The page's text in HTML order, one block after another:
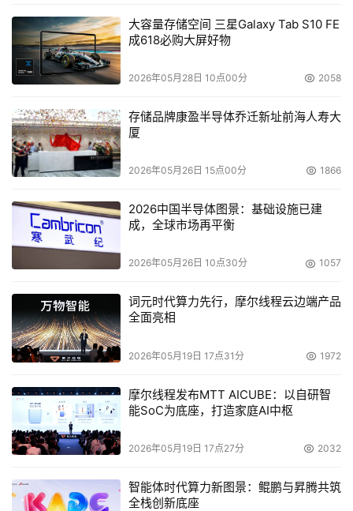
大容量存储空间 三星Galaxy Tab S10 FE
成618必购大屏好物
2026年05月28日 10点00分 2058
存储品牌康盈半导体乔迁新址前海人寿大
厦
2026年05月26日 15点00分 1866
2026中国半导体图景：基础设施已建
成，全球市场再平衡
2026年05月26日 10点30分 1057
词元时代算力先行，摩尔线程云边端产品
全面亮相
2026年05月19日 17点31分 1972
摩尔线程发布MTT AICUBE：以自研智
能SoC为底座，打造家庭AI中枢
2026年05月19日 17点27分 2032
智能体时代算力新图景：鲲鹏与昇腾共筑
全栈创新底座